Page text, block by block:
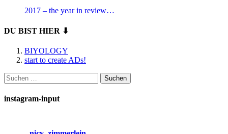
2017 – the year in review…
DU BIST HIER ⬇
BIYOLOGY
start to create ADs!
Suchen
nach:
instagram-input